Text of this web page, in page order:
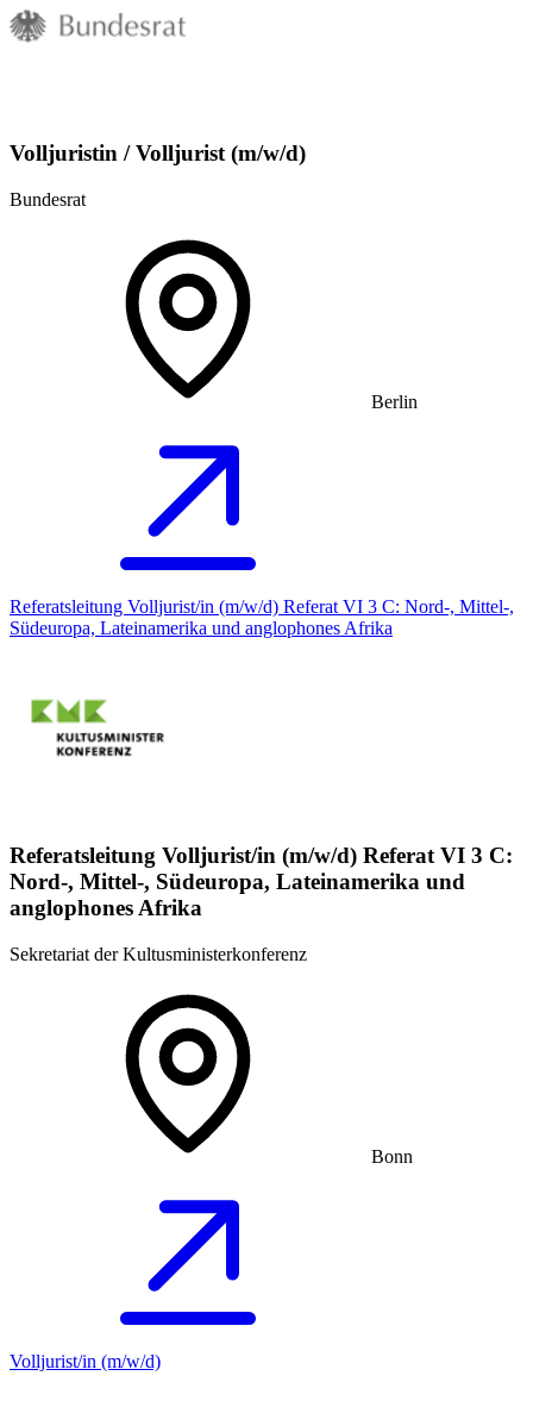
Volljuristin / Volljurist (m/w/d)
Bundesrat
Berlin
Referatsleitung Volljurist/in (m/w/d) Referat VI 3 C: Nord-, Mittel-,
Südeuropa, Lateinamerika und anglophones Afrika
Referatsleitung Volljurist/in (m/w/d) Referat VI 3 C:
Nord-, Mittel-, Südeuropa, Lateinamerika und
anglophones Afrika
Sekretariat der Kultusministerkonferenz
Bonn
Volljurist/in (m/w/d)